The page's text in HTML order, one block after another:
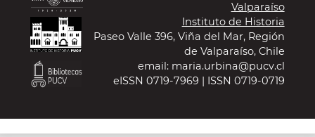
Valparaíso
Instituto de Historia
Paseo Valle 396, Viña del Mar, Región
de Valparaíso, Chile
email: maria.urbina@pucv.cl
eISSN 0719-7969 | ISSN 0719-0719